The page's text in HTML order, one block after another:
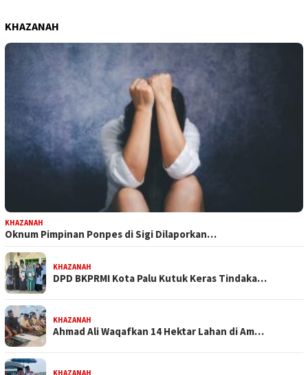
KHAZANAH
KHAZANAH
Oknum Pimpinan Ponpes di Sigi Dilaporkan…
KHAZANAH
DPD BKPRMI Kota Palu Kutuk Keras Tindaka…
KHAZANAH
Ahmad Ali Waqafkan 14 Hektar Lahan di Am…
KHAZANAH